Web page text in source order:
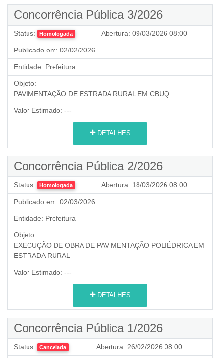
Concorrência Pública 3/2026
Status: Homologada Abertura: 09/03/2026 08:00
Publicado em: 02/02/2026
Entidade: Prefeitura
Objeto:
PAVIMENTAÇÃO DE ESTRADA RURAL EM CBUQ
Valor Estimado: ---
DETALHES
Concorrência Pública 2/2026
Status: Homologada Abertura: 18/03/2026 08:00
Publicado em: 02/03/2026
Entidade: Prefeitura
Objeto:
EXECUÇÃO DE OBRA DE PAVIMENTAÇÃO POLIÉDRICA EM
ESTRADA RURAL
Valor Estimado: ---
DETALHES
Concorrência Pública 1/2026
Status: Cancelada Abertura: 26/02/2026 08:00